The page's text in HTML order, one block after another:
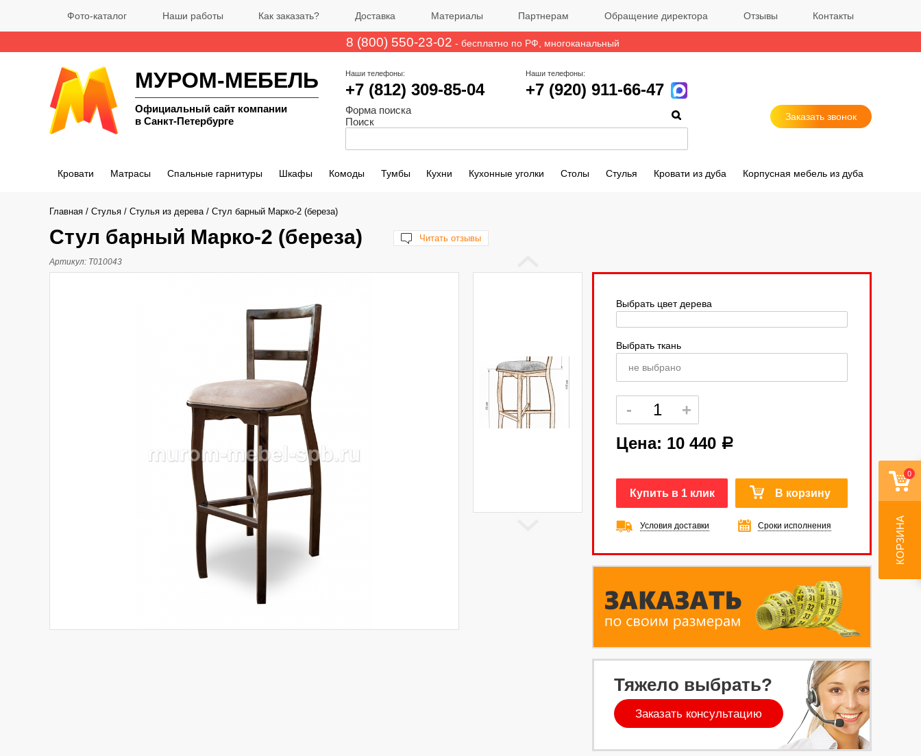
Фото-каталог Наши работы Как заказать? Доставка Материалы Партнерам Обращение директора Отзывы Контакты
8 (800) 550-23-02 - бесплатно по РФ , многоканальный
МУРОМ-МЕБЕЛЬ
Официальный сайт компании
в Санкт-Петербурге
Наши телефоны:
+7 (812) 309-85-04
Наши телефоны:
+7 (920) 911-66-47
Форма поиска
Поиск
Заказать звонок
Кровати Матрасы Спальные гарнитуры Шкафы Комоды Тумбы Кухни Кухонные уголки Столы Стулья Кровати из дуба Корпусная мебель из дуба
Главная / Стулья / Стулья из дерева / Стул барный Марко-2 (береза)
Стул барный Марко-2 (береза) Читать отзывы
Артикул: Т010043
Выбрать цвет дерева
Выбрать ткань
не выбрано
Цена: 10 440 a
Купить в 1 клик В корзину
Условия доставки Сроки исполнения
Тяжело выбрать?
Заказать консультацию
0
КОРЗИНА